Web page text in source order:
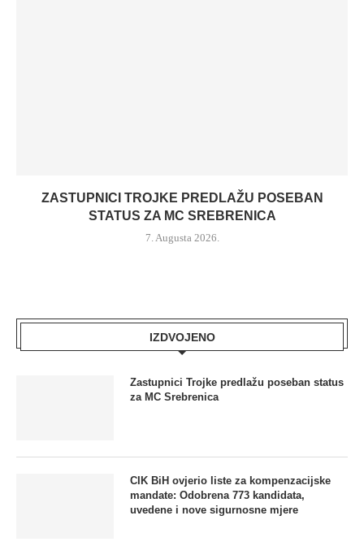
ZASTUPNICI TROJKE PREDLAŽU POSEBAN
STATUS ZA MC SREBRENICA
7. Augusta 2026.
IZDVOJENO
Zastupnici Trojke predlažu poseban status
za MC Srebrenica
CIK BiH ovjerio liste za kompenzacijske
mandate: Odobrena 773 kandidata,
uvedene i nove sigurnosne mjere